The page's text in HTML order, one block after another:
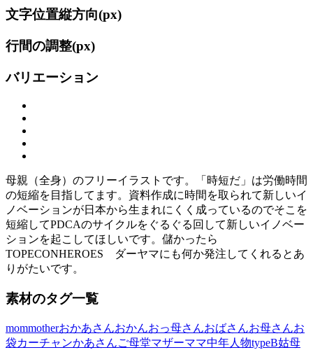
文字位置縦方向(px)
行間の調整(px)
バリエーション
母親（全身）のフリーイラストです。「時短だ」は労働時間
の短縮を目指してます。資料作成に時間を取られて新しいイ
ノベーションが日本から生まれにくく成っているのでそこを
短縮してPDCAのサイクルをぐるぐる回して新しいイノベー
ションを起こしてほしいです。儲かったら
TOPECONHEROES ダーヤマにも何か発注してくれるとあ
りがたいです。
素材のタグ一覧
mommotherおかあさんおかんおっ母さんおばさんお母さんお
袋カーチャンかあさんご母堂マザーママ中年人物typeB姑母